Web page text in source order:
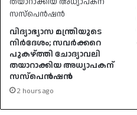
വിദ്യാഭ്യാസ മന്ത്രിയുടെ
നിർദേശം; സവർക്കറെ
പുകഴ്ത്തി ചോദ്യാവലി
തയാറാക്കിയ അധ്യാപകന്
സസ്പെൻഷൻ
2 hours ago